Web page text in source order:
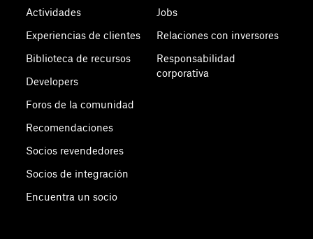
Actividades
Experiencias de clientes
Biblioteca de recursos
Developers
Foros de la comunidad
Recomendaciones
Socios revendedores
Socios de integración
Encuentra un socio
Jobs
Relaciones con inversores
Responsabilidad
corporativa